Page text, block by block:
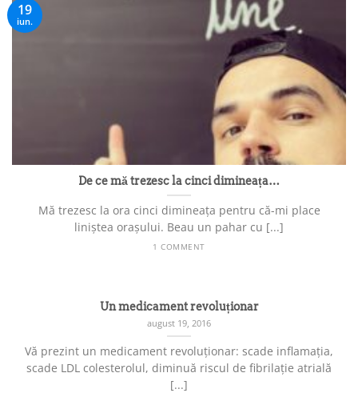
De ce mă trezesc la cinci dimineața…
Mă trezesc la ora cinci dimineața pentru că-mi place
liniștea orașului. Beau un pahar cu [...]
1 COMMENT
19
iun.
Un medicament revoluționar
august 19, 2016
Vă prezint un medicament revoluționar: scade inflamația,
scade LDL colesterolul, diminuă riscul de fibrilație atrială
[...]